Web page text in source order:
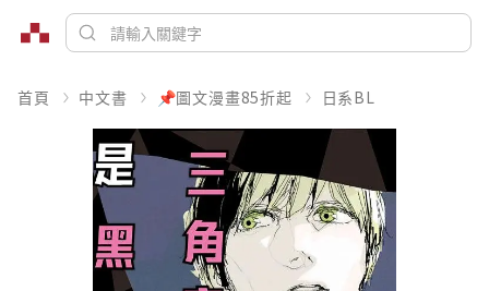
首頁 中文書 📌圖文漫畫85折起 日系BL